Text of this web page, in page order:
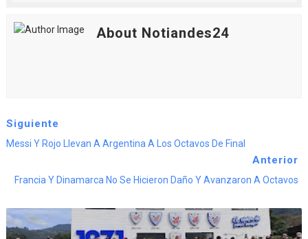
About Notiandes24
Siguiente
Messi Y Rojo Llevan A Argentina A Los Octavos De Final
Anterior
Francia Y Dinamarca No Se Hicieron Daño Y Avanzaron A Octavos